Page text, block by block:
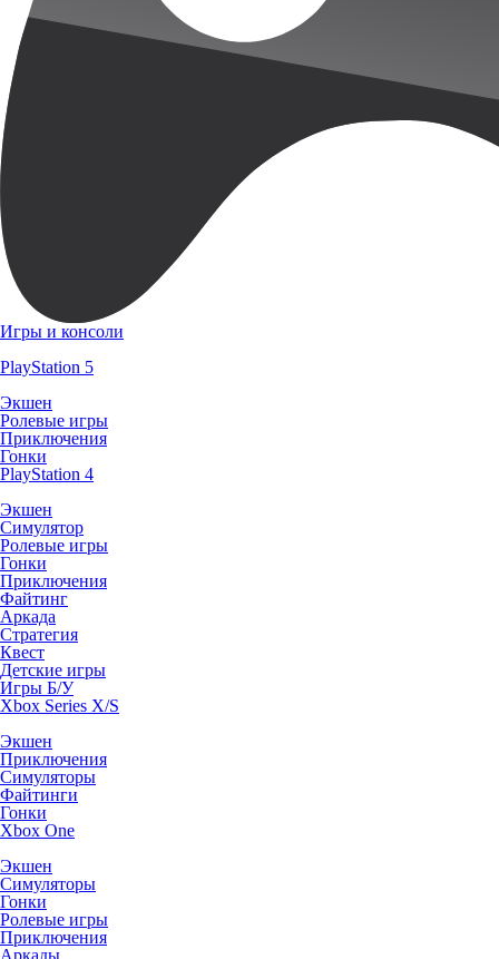
Игры и консоли
PlayStation 5
Экшен
Ролевые игры
Приключения
Гонки
PlayStation 4
Экшен
Симулятор
Ролевые игры
Гонки
Приключения
Файтинг
Аркада
Стратегия
Квест
Детские игры
Игры Б/У
Xbox Series X/S
Экшен
Приключения
Симуляторы
Файтинги
Гонки
Xbox One
Экшен
Симуляторы
Гонки
Ролевые игры
Приключения
Аркады